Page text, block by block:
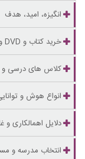
انگیزه، امید، هدف
خرید کتاب و DVD وابزار آموزشی
کلاس های درسی و
انواع هوش و
دلایل اهمالکاری و
انتخاب مدرسه و